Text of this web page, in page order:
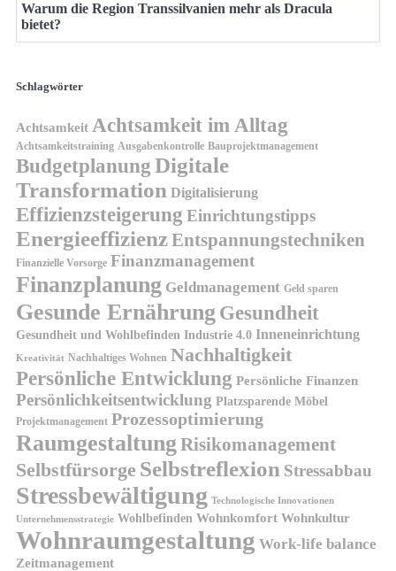
Warum die Region Transsilvanien mehr als Dracula
bietet?
Schlagwörter
Achtsamkeit Achtsamkeit im Alltag
Achtsamkeitstraining Ausgabenkontrolle Bauprojektmanagement
BudgetplanungDigitale
Transformation Digitalisierung
Effizienzsteigerung Einrichtungstipps
EnergieeffizienzEntspannungstechniken
Finanzielle Vorsorge Finanzmanagement
Finanzplanung Geldmanagement Geld sparen
Gesunde Ernährung Gesundheit
Gesundheit und Wohlbefinden Industrie 4.0 Inneneinrichtung
Kreativität Nachhaltiges Wohnen Nachhaltigkeit
Persönliche Entwicklung Persönliche Finanzen
Persönlichkeitsentwicklung Platzsparende Möbel
Projektmanagement Prozessoptimierung
Raumgestaltung Risikomanagement
Selbstfürsorge Selbstreflexion Stressabbau
Stressbewältigung Technologische Innovationen
Unternehmensstrategie Wohlbefinden Wohnkomfort Wohnkultur
Wohnraumgestaltung Work-life balance
Zeitmanagement